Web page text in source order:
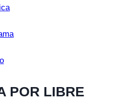
POR LIBRE